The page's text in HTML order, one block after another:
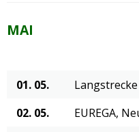
MAI
01. 05.
02. 05.
EUREGA,